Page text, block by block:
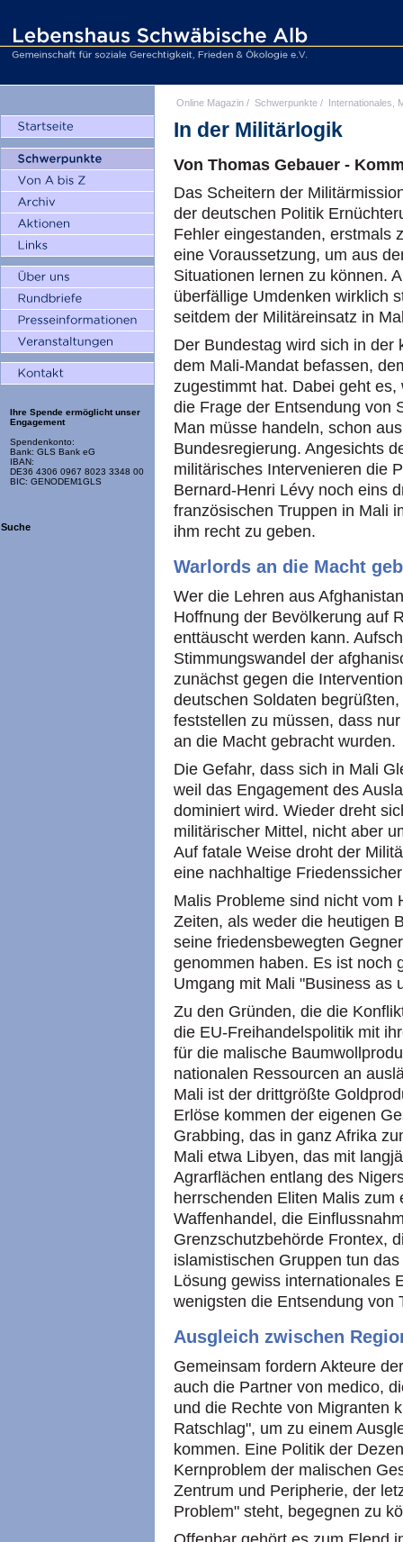
Ihre Spende ermöglicht unser
Engagement
Spendenkonto:
Bank: GLS Bank eG
IBAN:
DE36 4306 0967 8023 3348 00
BIC: GENODEM1GLS
Suche
Online Magazin / Schwerpunkte / Internationales,
In der Militärlogik
Von Thomas Gebauer -
Das Scheitern der
der deutschen Politik
Fehler eingestanden, erstmals
eine Voraussetzung, um aus
Situationen lernen zu können.
überfällige Umdenken wirklich
seitdem der Militäreinsatz in
Der Bundestag wird sich in
dem Mali-Mandat befassen,
zugestimmt hat. Dabei geht
die Frage der Entsendung von
Man müsse handeln, schon
Bundesregierung. Angesichts
militärisches Intervenieren die
Bernard-Henri Lévy noch eins
französischen Truppen in Mali
ihm recht zu geben.
Warlords an die Macht
Wer die Lehren aus
Hoffnung der Bevölkerung auf
enttäuscht werden kann.
Stimmungswandel der
zunächst gegen die
deutschen Soldaten
feststellen zu müssen, dass
an die Macht gebracht wurden.
Die Gefahr, dass sich in Mali
weil das Engagement des
dominiert wird. Wieder dreht
militärischer Mittel, nicht aber
Auf fatale Weise droht der
eine nachhaltige
Malis Probleme sind nicht vom
Zeiten, als weder die heutigen
seine friedensbewegten
genommen haben. Es ist noch
Umgang mit Mali "Business as
Zu den Gründen, die die
die EU-Freihandelspolitik mit
für die malische
nationalen Ressourcen an
Mali ist der drittgrößte
Erlöse kommen der eigenen
Grabbing, das in ganz Afrika
Mali etwa Libyen, das mit
Agrarflächen entlang des
herrschenden Eliten Malis
Waffenhandel, die
Grenzschutzbehörde Frontex,
islamistischen Gruppen tun
Lösung gewiss internationales
wenigsten die Entsendung von
Ausgleich zwischen
Gemeinsam fordern Akteure
auch die Partner von medico,
und die Rechte von Migranten
Ratschlag", um zu einem
kommen. Eine Politik der
Kernproblem der malischen
Zentrum und Peripherie, der
Problem" steht, begegnen zu